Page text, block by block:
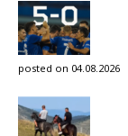
posted on 04.08.2026